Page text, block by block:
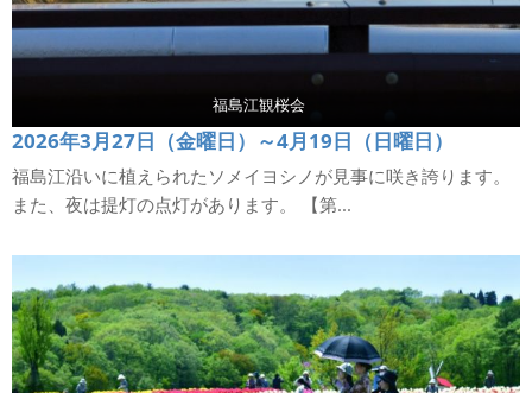
福島江観桜会
2026年3月27日（金曜日）～4月19日（日曜日）
福島江沿いに植えられたソメイヨシノが見事に咲き誇ります。
また、夜は提灯の点灯があります。 【第...